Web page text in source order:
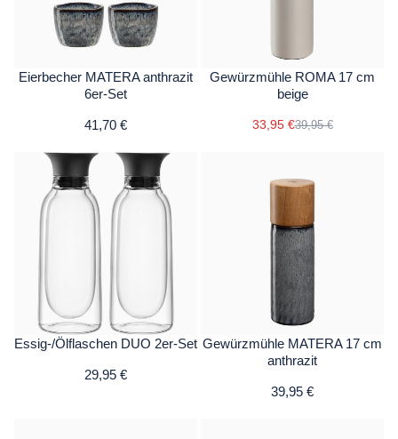
Eierbecher MATERA anthrazit
6er-Set
41,70 €
Gewürzmühle ROMA 17 cm
beige
33,95 €39,95 €
Essig-/Ölflaschen DUO 2er-Set
29,95 €
Gewürzmühle MATERA 17 cm
anthrazit
39,95 €